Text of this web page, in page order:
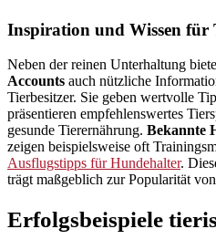
Inspiration und Wissen für
Neben der reinen Unterhaltung
Accounts auch nützliche
Tierbesitzer. Sie geben wertvolle
präsentieren empfehlenswertes
gesunde Tierernährung. Bekannte
zeigen beispielsweise oft
Ausflugstipps für Hundehalter.
trägt maßgeblich zur Popularität von
Erfolgsbeispiele